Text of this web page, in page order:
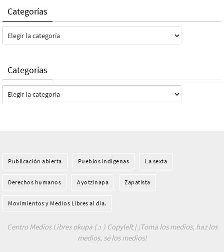
Categorías
Categorías
Categorías
Categorías
Publicación abierta Pueblos Indí­genas La sexta
Derechos humanos Ayotzinapa Zapatista
Movimientos y Medios Libres al día.
Centro Medios Libres okupa ( ɔ ) Copyleft | ¡Toma los medios, haz los
medios, sé los medios!